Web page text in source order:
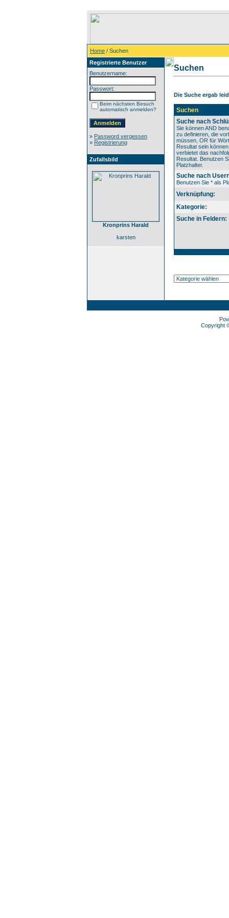
Home / Suchen
Registrierte Benutzer
Benutzername:
Passwort:
Beim nächsten Besuch
automatisch anmelden?
» Password vergessen
» Registrierung
Zufallsbild
Kronprins Harald
karsten
Suchen
Die Suche ergab
Suchen
Suche nach
Sie können AND
zu definieren, die
müssen, OR für
Resultat sein
verbietet das
Resultat. Benutzen
Platzhalter.
Suche nach
Benutzen Sie * als
Verknüpfung:
Kategorie:
Suche in Feldern:
Copyright